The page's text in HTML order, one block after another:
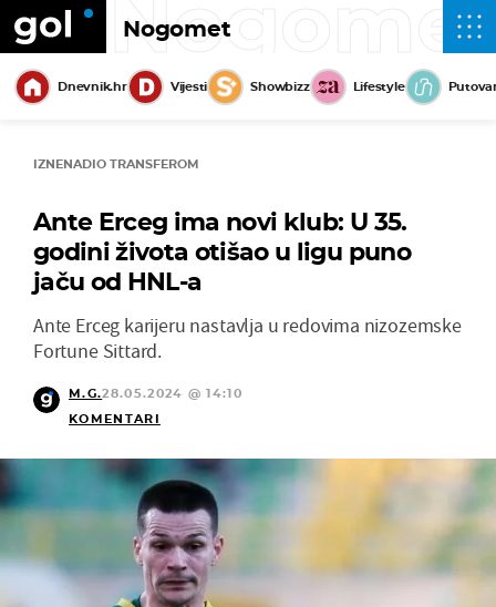
Nogomet
Dnevnik.hr Vijesti Showbizz Lifestyle
IZNENADIO TRANSFEROM
Ante Erceg ima novi klub: U 35.
godini života otišao u ligu puno
jaču od HNL-a
Ante Erceg karijeru nastavlja u redovima nizozemske
Fortune Sittard.
M.G.28.05.2024 @ 14:10
KOMENTARI